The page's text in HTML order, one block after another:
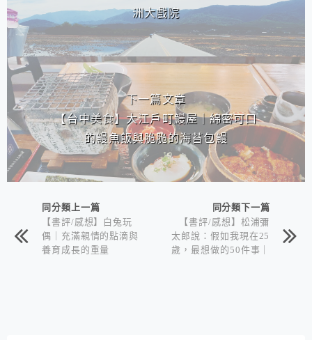
洲大戲院
下一篇文章
【台中美食】大江戶町鰻屋｜綿密可口
的鰻魚飯與脆脆的海苔包鰻
同分類上一篇
【書評/感想】白兔玩
偶｜充滿親情的點滴與
養育成長的重量
同分類下一篇
【書評/感想】松浦彌
太郎說：假如我現在25
歲，最想做的50件事｜